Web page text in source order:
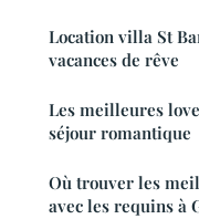
Location villa St
vacances de rêve
Les meilleures
séjour romantique
Où trouver les
avec les requins à